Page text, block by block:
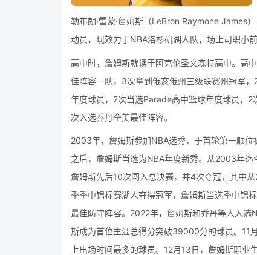
勒布朗·雷蒙·詹姆斯（LeBron Raymone James
动员，现效力于NBA洛杉矶湖人队，场上司职小前
高中时，詹姆斯就读于阿克伦圣文森特高中。高
佳阵容一队，3次拿到俄亥俄州三级联赛州冠军
年度球员，2次当选Parade高中篮球年度球员，
次入选乔丹全美最佳阵容。
2003年，詹姆斯参加NBA选秀，于首轮第一顺
之后，詹姆斯当选为NBA年度新秀。从2003年迄
詹姆斯先后10次闯入总决赛，并4次夺冠，其中
季季中锦标赛湖人夺得冠军，詹姆斯当选季中锦
最佳防守阵容。2022年，詹姆斯和乔丹等人入
斯成为首位生涯总得分突破39000分的球员。11
上出场时间最多的球员。12月13日，詹姆斯职